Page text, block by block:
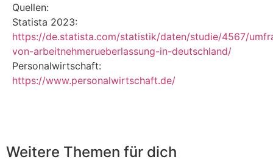
Quellen:
Statista 2023:
https://de.statista.com/statistik/daten/studie/4567/
von-arbeitnehmerueberlassung-in-deutschland/
Personalwirtschaft:
https://www.personalwirtschaft.de/
Weitere Themen für dich